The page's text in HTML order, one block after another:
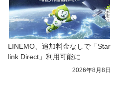
LINEMO、追加料金なしで「Star
link Direct」利用可能に
2026年8月8日